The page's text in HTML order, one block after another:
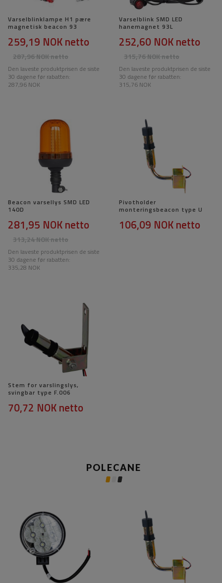
Varselblinklampe H1 pære
magnetisk beacon 93
287,96 NOKnetto
259,19 NOKnetto
Den laveste produktprisen de siste
30 dagene før rabatten:
287,96 NOK
Varselblink SMD LED
hanemagnet 93L
315,76 NOKnetto
252,60 NOKnetto
Den laveste produktprisen de siste
30 dagene før rabatten:
315,76 NOK
Beacon varsellys SMD LED
140D
313,24 NOKnetto
281,95 NOKnetto
Den laveste produktprisen de siste
30 dagene før rabatten:
335,28 NOK
Pivotholder
monteringsbeacon type U
106,09 NOKnetto
Stem for varslingslys,
svingbar type F.006
70,72 NOKnetto
POLECANE